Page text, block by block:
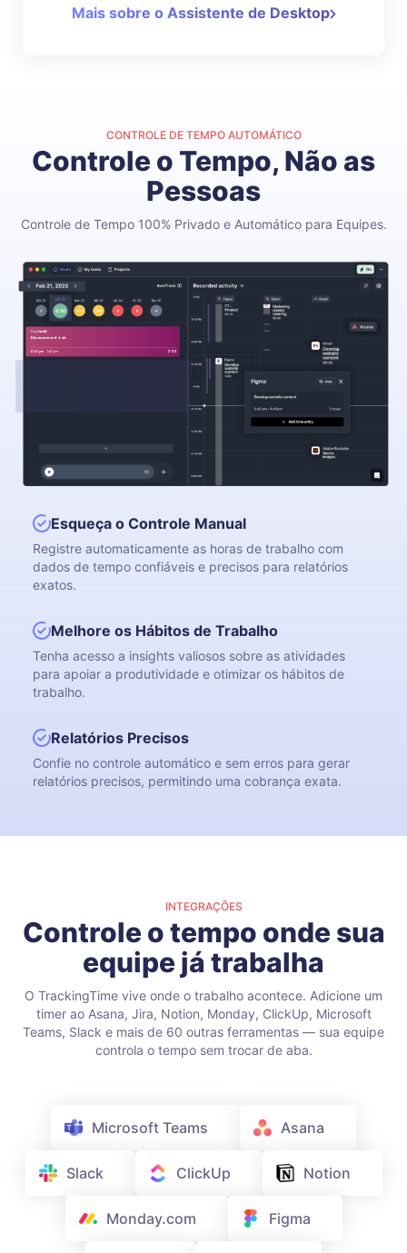
Mais sobre o Assistente de Desktop
CONTROLE DE TEMPO AUTOMÁTICO
Controle o Tempo, Não as
Pessoas
Controle de Tempo 100% Privado e Automático para Equipes.
Esqueça o Controle Manual
Registre automaticamente as horas de trabalho com
dados de tempo confiáveis e precisos para relatórios
exatos.
Melhore os Hábitos de Trabalho
Tenha acesso a insights valiosos sobre as atividades
para apoiar a produtividade e otimizar os hábitos de
trabalho.
Relatórios Precisos
Confie no controle automático e sem erros para gerar
relatórios precisos, permitindo uma cobrança exata.
INTEGRAÇÕES
Controle o tempo onde sua
equipe já trabalha
O TrackingTime vive onde o trabalho acontece. Adicione um
timer ao Asana, Jira, Notion, Monday, ClickUp, Microsoft
Teams, Slack e mais de 60 outras ferramentas — sua equipe
controla o tempo sem trocar de aba.
Microsoft Teams Asana
Slack ClickUp Notion
Monday.com Figma